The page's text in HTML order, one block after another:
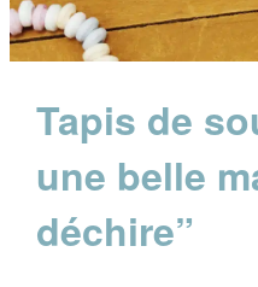
Tapis de
une belle
déchire”